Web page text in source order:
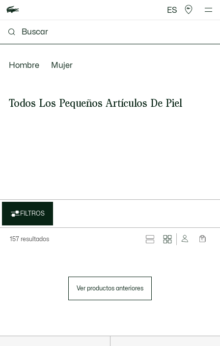
ES
Hombre Mujer
Todos Los Pequeños Artículos De Piel
FILTROS
157 resultados
Ver productos anteriores